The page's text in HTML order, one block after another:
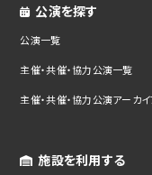
公演を探す
公演一覧
主催・共催・協力公演一覧
主催・共催・協力公演アーカ
施設を利用する